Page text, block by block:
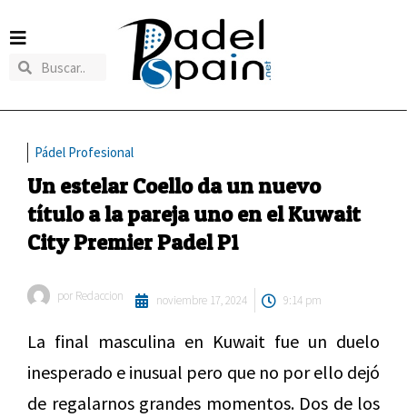
Pádel Profesional
Un estelar Coello da un nuevo
título a la pareja uno en el Kuwait
City Premier Padel P1
por Redaccion noviembre 17, 2024 9:14 pm
La final masculina en Kuwait fue un duelo
inesperado e inusual pero que no por ello dejó
de regalarnos grandes momentos. Dos de los